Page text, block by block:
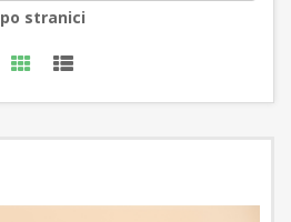
po stranici